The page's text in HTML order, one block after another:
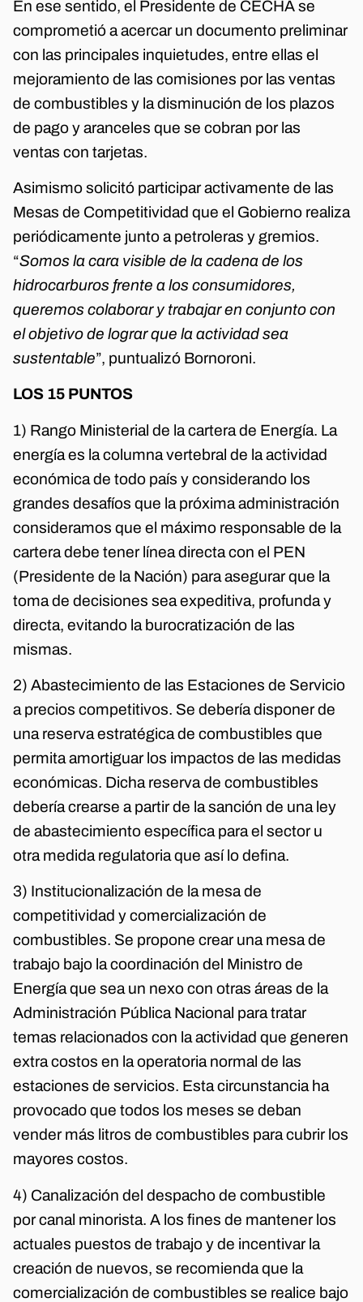
En ese sentido, el Presidente de CECHA se
comprometió a acercar un documento preliminar
con las principales inquietudes, entre ellas el
mejoramiento de las comisiones por las ventas
de combustibles y la disminución de los plazos
de pago y aranceles que se cobran por las
ventas con tarjetas.
Asimismo solicitó participar activamente de las
Mesas de Competitividad que el Gobierno realiza
periódicamente junto a petroleras y gremios.
“Somos la cara visible de la cadena de los
hidrocarburos frente a los consumidores,
queremos colaborar y trabajar en conjunto con
el objetivo de lograr que la actividad sea
sustentable”, puntualizó Bornoroni.
LOS 15 PUNTOS
1) Rango Ministerial de la cartera de Energía. La
energía es la columna vertebral de la actividad
económica de todo país y considerando los
grandes desafíos que la próxima administración
consideramos que el máximo responsable de la
cartera debe tener línea directa con el PEN
(Presidente de la Nación) para asegurar que la
toma de decisiones sea expeditiva, profunda y
directa, evitando la burocratización de las
mismas.
2) Abastecimiento de las Estaciones de Servicio
a precios competitivos. Se debería disponer de
una reserva estratégica de combustibles que
permita amortiguar los impactos de las medidas
económicas. Dicha reserva de combustibles
debería crearse a partir de la sanción de una ley
de abastecimiento específica para el sector u
otra medida regulatoria que así lo defina.
3) Institucionalización de la mesa de
competitividad y comercialización de
combustibles. Se propone crear una mesa de
trabajo bajo la coordinación del Ministro de
Energía que sea un nexo con otras áreas de la
Administración Pública Nacional para tratar
temas relacionados con la actividad que generen
extra costos en la operatoria normal de las
estaciones de servicios. Esta circunstancia ha
provocado que todos los meses se deban
vender más litros de combustibles para cubrir los
mayores costos.
4) Canalización del despacho de combustible
por canal minorista. A los fines de mantener los
actuales puestos de trabajo y de incentivar la
creación de nuevos, se recomienda que la
comercialización de combustibles se realice bajo